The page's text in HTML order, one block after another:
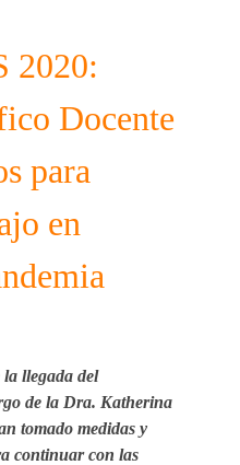
2020:
Docente
para
en
llegada del
de la Dra. Katherina
tomado medidas y
continuar con las